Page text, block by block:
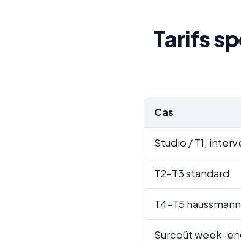
Tarifs
Cas
Studio / T1,
T2-T3 standard
T4-T5
Surcoût week-